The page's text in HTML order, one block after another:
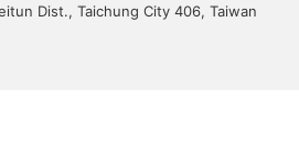
Dist., Taichung City 406, Taiwan